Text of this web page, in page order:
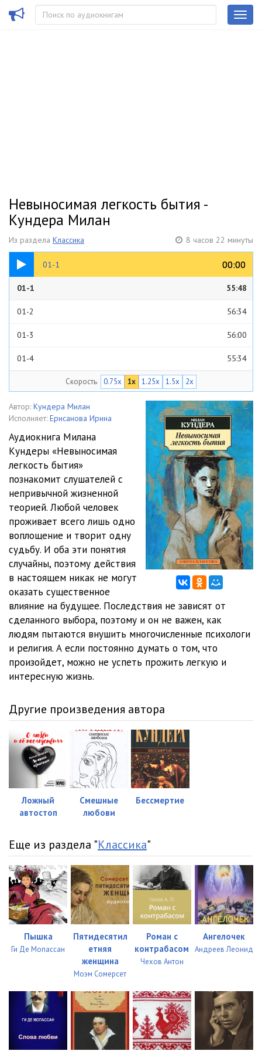
Невыносимая легкость бытия -
Кундера Милан
Из раздела Классика 8 часов 22 минуты
01-1 00:00
00:00
55:48
01-1 55:48
01-2 56:34
01-3 56:00
01-4 55:34
02-2 56:37
56:33
02-4 55:28
03-1 13:35
03-2 13:48
03-3 13:58
03-4 13:19
Скорость 0.75x 1x 1.25x 1.5x 2x
Автор: Кундера Милан
Исполняет: Ерисанова Ирина
Аудиокнига Милана
Кундеры «Невыносимая
легкость бытия»
познакомит слушателей с
непривычной жизненной
теорией. Любой человек
проживает всего лишь одно
воплощение и творит одну
судьбу. И оба эти понятия
случайны, поэтому действия
в настоящем никак не могут
оказать существенное
влияние на будущее. Последствия не зависят от
сделанного выбора, поэтому и он не важен, как
людям пытаются внушить многочисленные психологи
и религия. А если постоянно думать о том, что
произойдет, можно не успеть прожить легкую и
интересную жизнь.
Другие произведения автора
Ложный
автостоп
Смешные
любови
Бессмертие
Еще из раздела "Классика"
Пышка
Ги Де Мопассан
Пятидесятил
етняя
женщина
Моэм Сомерсет
Роман с
контрабасом
Чехов Антон
Ангелочек
Андреев Леонид